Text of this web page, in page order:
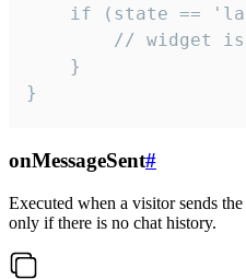
if (state ==
// widget
    }
}
onMessageSent#
Executed when a visitor sends
only if there is no chat history.